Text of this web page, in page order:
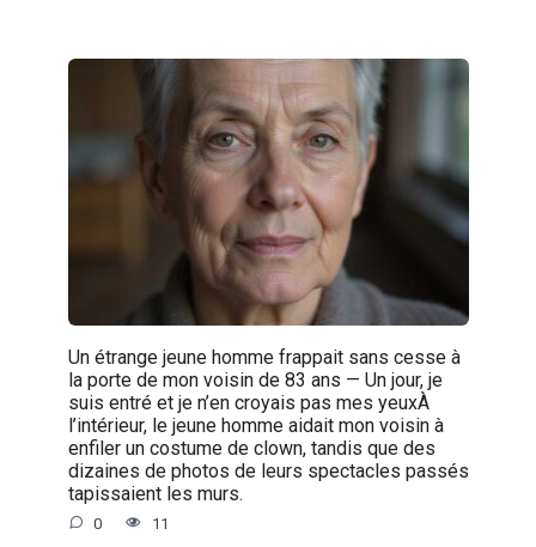
Un étrange jeune homme frappait sans cesse à
la porte de mon voisin de 83 ans — Un jour, je
suis entré et je n’en croyais pas mes yeuxÀ
l’intérieur, le jeune homme aidait mon voisin à
enfiler un costume de clown, tandis que des
dizaines de photos de leurs spectacles passés
tapissaient les murs.
0 11